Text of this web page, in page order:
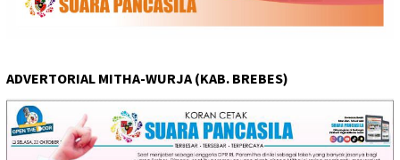
ADVERTORIAL MITHA-WURJA (KAB. BREBES)